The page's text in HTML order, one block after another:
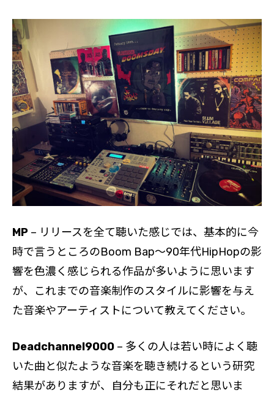
MP – リリースを全て聴いた感じでは、基本的に今
時で言うところのBoom Bap～90年代HipHopの影
響を色濃く感じられる作品が多いように思います
が、これまでの音楽制作のスタイルに影響を与え
た音楽やアーティストについて教えてください。
Deadchannel9000 – 多くの人は若い時によく聴
いた曲と似たような音楽を聴き続けるという研究
結果がありますが、自分も正にそれだと思いま